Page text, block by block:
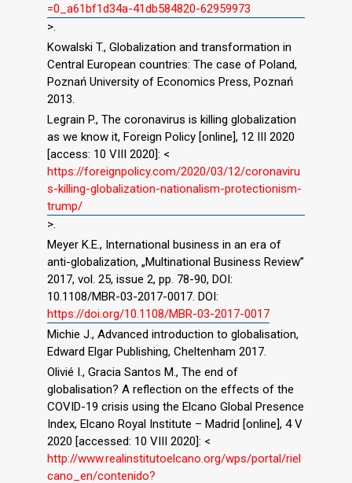
=0_a61bf1d34a-41db584820-62959973
>.
Kowalski T., Globalization and transformation in
Central European countries: The case of Poland,
Poznań University of Economics Press, Poznań
2013.
Legrain P., The coronavirus is killing globalization
as we know it, Foreign Policy [online], 12 III 2020
[access: 10 VIII 2020]: <
https://foreignpolicy.com/2020/03/12/coronaviru
s-killing-globalization-nationalism-protectionism-
trump/
>.
Meyer K.E., International business in an era of
anti-globalization, „Multinational Business Review”
2017, vol. 25, issue 2, pp. 78-90, DOI:
10.1108/MBR-03-2017-0017. DOI:
https://doi.org/10.1108/MBR-03-2017-0017
Michie J., Advanced introduction to globalisation,
Edward Elgar Publishing, Cheltenham 2017.
Olivié I., Gracia Santos M., The end of
globalisation? A reflection on the effects of the
COVID-19 crisis using the Elcano Global Presence
Index, Elcano Royal Institute – Madrid [online], 4 V
2020 [accessed: 10 VIII 2020]: <
http://www.realinstitutoelcano.org/wps/portal/riel
cano_en/contenido?